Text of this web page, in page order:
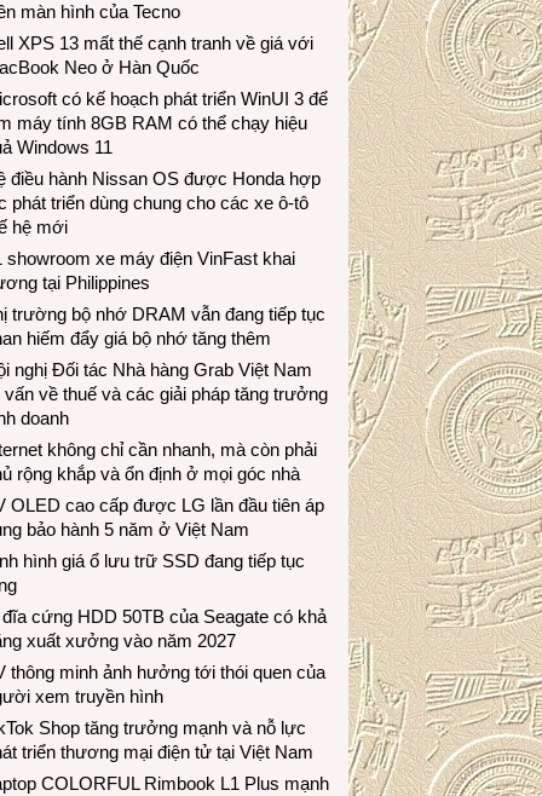
màn hình của Tecno
XPS 13 mất thế cạnh tranh về giá với
Neo ở Hàn Quốc
có kế hoạch phát triển WinUI 3 để
máy tính 8GB RAM có thể chạy hiệu
Windows 11
điều hành Nissan OS được Honda hợp
phát triển dùng chung cho các xe ô-tô
hệ mới
showroom xe máy điện VinFast khai
tại Philippines
trường bộ nhớ DRAM vẫn đang tiếp tục
hiếm đẩy giá bộ nhớ tăng thêm
nghị Đối tác Nhà hàng Grab Việt Nam
về thuế và các giải pháp tăng trưởng
doanh
không chỉ cần nhanh, mà còn phải
rộng khắp và ổn định ở mọi góc nhà
OLED cao cấp được LG lần đầu tiên áp
bảo hành 5 năm ở Việt Nam
hình giá ổ lưu trữ SSD đang tiếp tục
cứng HDD 50TB của Seagate có khả
xuất xưởng vào năm 2027
thông minh ảnh hưởng tới thói quen của
xem truyền hình
Shop tăng trưởng mạnh và nỗ lực
triển thương mại điện tử tại Việt Nam
COLORFUL Rimbook L1 Plus mạnh